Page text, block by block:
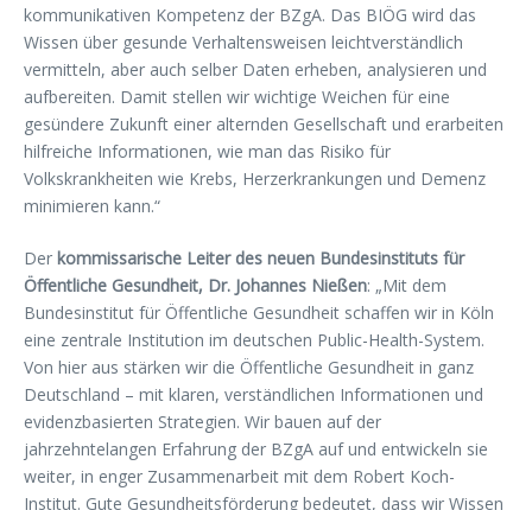
kommunikativen Kompetenz der BZgA. Das BIÖG wird das
Wissen über gesunde Verhaltensweisen leichtverständlich
vermitteln, aber auch selber Daten erheben, analysieren und
aufbereiten. Damit stellen wir wichtige Weichen für eine
gesündere Zukunft einer alternden Gesellschaft und erarbeiten
hilfreiche Informationen, wie man das Risiko für
Volkskrankheiten wie Krebs, Herzerkrankungen und Demenz
minimieren kann.“
Der kommissarische Leiter des neuen Bundesinstituts für
Öffentliche Gesundheit, Dr. Johannes Nießen: „Mit dem
Bundesinstitut für Öffentliche Gesundheit schaffen wir in Köln
eine zentrale Institution im deutschen Public-Health-System.
Von hier aus stärken wir die Öffentliche Gesundheit in ganz
Deutschland – mit klaren, verständlichen Informationen und
evidenzbasierten Strategien. Wir bauen auf der
jahrzehntelangen Erfahrung der BZgA auf und entwickeln sie
weiter, in enger Zusammenarbeit mit dem Robert Koch-
Institut. Gute Gesundheitsförderung bedeutet, dass wir Wissen